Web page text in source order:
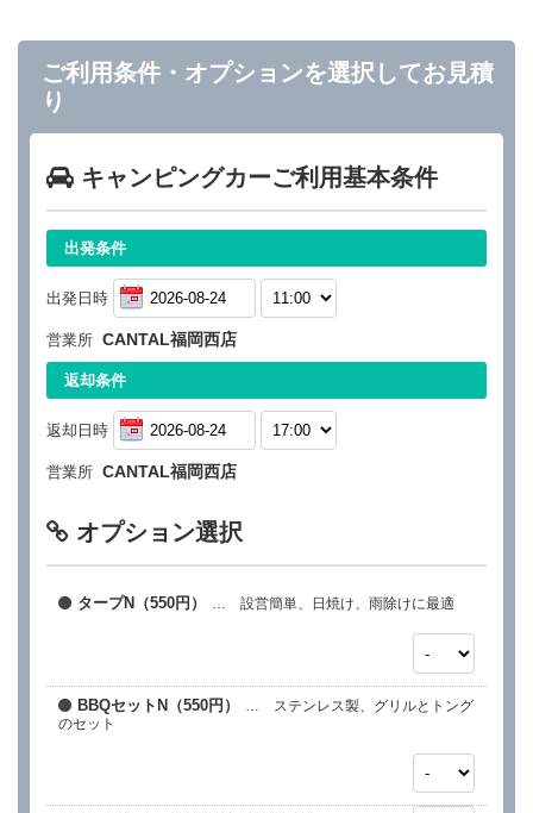
ご利用条件・オプションを選択してお見積
り
キャンピングカーご利用基本条件
出発条件
出発日時
営業所 CANTAL福岡西店
返却条件
返却日時
営業所 CANTAL福岡西店
オプション選択
タープN（550円） … 設営簡単、日焼け、雨除けに最適
BBQセットN（550円）
… ステンレス製、グリルとトング
のセット